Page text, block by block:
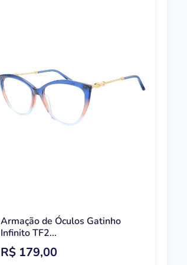
Armação de Óculos Gatinho
Infinito TF2...
R$ 179,00